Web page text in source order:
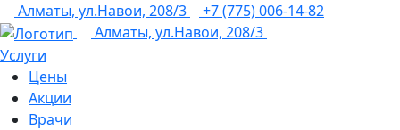
Алматы, ул.Навои, 208/3
+7 (775) 006-14-82
Алматы, ул.Навои, 208/3
Услуги
Цены
Акции
Врачи